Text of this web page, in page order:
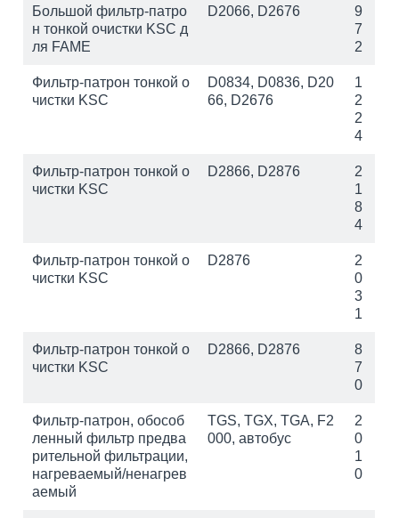
Большой фильтр-патро
н тонкой очистки KSC д
ля FAME
D2066, D2676
9
7
2
Фильтр-патрон тонкой о
чистки KSC
D0834, D0836, D20
66, D2676
1
2
2
4
Фильтр-патрон тонкой о
чистки KSC
D2866, D2876
2
1
8
4
Фильтр-патрон тонкой о
чистки KSC
D2876
2
0
3
1
Фильтр-патрон тонкой о
чистки KSC
D2866, D2876
8
7
0
Фильтр-патрон, обособ
ленный фильтр предва
рительной фильтрации,
нагреваемый/ненагрев
аемый
TGS, TGX, TGA, F2
000, автобус
2
0
1
0